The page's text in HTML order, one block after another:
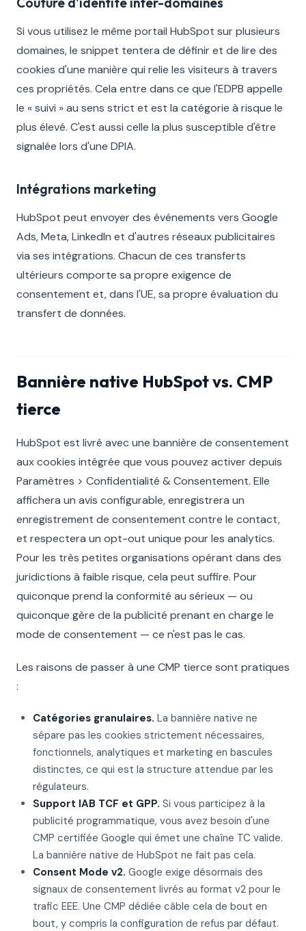
Si vous utilisez le même portail HubSpot sur plusieurs
domaines, le snippet tentera de définir et de lire des
cookies d'une manière qui relie les visiteurs à travers
ces propriétés. Cela entre dans ce que l'EDPB appelle
le « suivi » au sens strict et est la catégorie à risque le
plus élevé. C'est aussi celle la plus susceptible d'être
signalée lors d'une DPIA.
Intégrations marketing
HubSpot peut envoyer des événements vers Google
Ads, Meta, LinkedIn et d'autres réseaux publicitaires
via ses intégrations. Chacun de ces transferts
ultérieurs comporte sa propre exigence de
consentement et, dans l'UE, sa propre évaluation du
transfert de données.
Bannière native HubSpot vs. CMP
tierce
HubSpot est livré avec une bannière de consentement
aux cookies intégrée que vous pouvez activer depuis
Paramètres > Confidentialité & Consentement. Elle
affichera un avis configurable, enregistrera un
enregistrement de consentement contre le contact,
et respectera un opt-out unique pour les analytics.
Pour les très petites organisations opérant dans des
juridictions à faible risque, cela peut suffire. Pour
quiconque prend la conformité au sérieux — ou
quiconque gère de la publicité prenant en charge le
mode de consentement — ce n'est pas le cas.
Les raisons de passer à une CMP tierce sont pratiques
:
Catégories granulaires. La bannière native ne
sépare pas les cookies strictement nécessaires,
fonctionnels, analytiques et marketing en bascules
distinctes, ce qui est la structure attendue par les
régulateurs.
Support IAB TCF et GPP. Si vous participez à la
publicité programmatique, vous avez besoin d'une
CMP certifiée Google qui émet une chaîne TC valide.
La bannière native de HubSpot ne fait pas cela.
Consent Mode v2. Google exige désormais des
signaux de consentement livrés au format v2 pour le
trafic EEE. Une CMP dédiée câble cela de bout en
bout, y compris la configuration de refus par défaut.